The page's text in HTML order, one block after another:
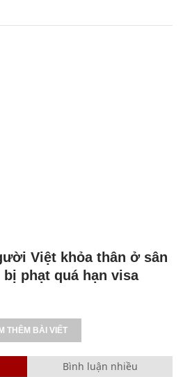
Việt khỏa thân ở sân
phạt quá hạn visa
THÊM BÀI VIẾT
Bình luận nhiều